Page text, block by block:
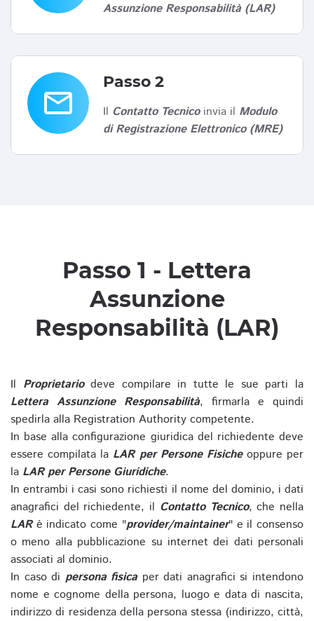
Assunzione Responsabilità (LAR)
email
Passo 2
Il Contatto Tecnicoinvia il Modulo
di Registrazione Elettronico (MRE)
Passo 1 - Lettera
Assunzione
Responsabilità (LAR)
Il Proprietariodeve compilare in tutte le sue parti la
Lettera Assunzione Responsabilità, firmarla e quindi
spedirla alla Registration Authority competente.
In base alla configurazione giuridica del richiedente deve
essere compilata la LAR per Persone Fisicheoppure per
la LAR per Persone Giuridiche.
In entrambi i casi sono richiesti il nome del dominio, i dati
anagrafici del richiedente, il Contatto Tecnico, che nella
LARè indicato come "provider/maintainer" e il consenso
o meno alla pubblicazione su internet dei dati personali
associati al dominio.
In caso di persona fisicaper dati anagrafici si intendono
nome e cognome della persona, luogo e data di nascita,
indirizzo di residenza della persona stessa (indirizzo, città,